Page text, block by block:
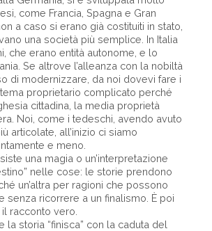
come Francia, Spagna e Gran
a caso si erano già costituiti in stato,
una società più semplice. In Italia
che erano entità autonome, e lo
Se altrove l’alleanza con la nobiltà
di modernizzare, da noi dovevi fare i
proprietario complicato perché
cittadina, la media proprietà
Noi, come i tedeschi, avendo avuto
articolate, all’inizio ci siamo
e meno.
una magia o un’interpretazione
nelle cose: le storie prendono
un’altra per ragioni che possono
senza ricorrere a un finalismo. È poi
racconto vero.
la storia “finisca” con la caduta del